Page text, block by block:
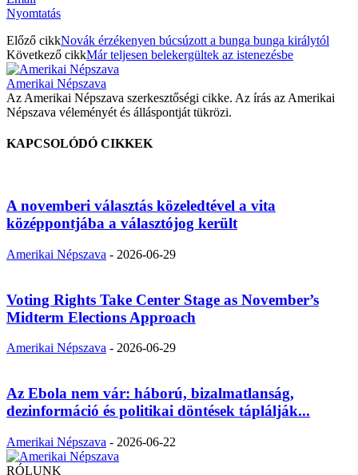
Nyomtatás
Előző cikkNovák érzékenyen búcsúzott a bunga bunga királytól
Következő cikkMár teljesen belekergültek az istenezésbe
Amerikai Népszava
Az Amerikai Népszava szerkesztőségi cikke. Az írás az Amerikai
Népszava véleményét és álláspontját tükrözi.
KAPCSOLÓDÓ CIKKEK
A novemberi választás közeledtével a vita
középpontjába a választójog került
Amerikai Népszava - 2026-06-29
Voting Rights Take Center Stage as November’s
Midterm Elections Approach
Amerikai Népszava - 2026-06-29
Az Ebola nem vár: háború, bizalmatlanság,
dezinformáció és politikai döntések táplálják...
Amerikai Népszava - 2026-06-22
RÓLUNK